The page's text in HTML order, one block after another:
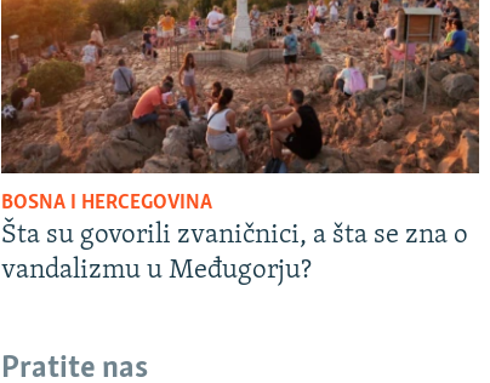
BOSNA I HERCEGOVINA
Šta su govorili zvaničnici, a šta se zna o
vandalizmu u Međugorju?
Pratite nas